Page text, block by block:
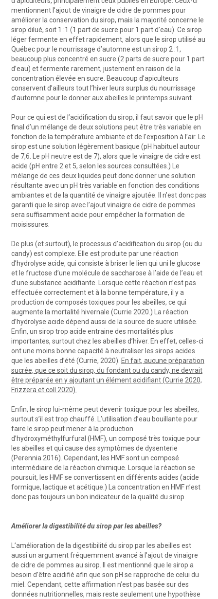
mentionnent l’ajout de vinaigre de cidre de pommes pour
améliorer la conservation du sirop, mais la majorité concerne le
sirop dilué, soit 1 :1 (1 part de sucre pour 1 part d’eau). Ce sirop
léger fermente en effet rapidement, alors que le sirop utilisé au
Québec pour le nourrissage d’automne est un sirop 2 :1,
beaucoup plus concentré en sucre (2 parts de sucre pour 1 part
d’eau) et fermente rarement, justement en raison de la
concentration élevée en sucre. Beaucoup d’apiculteurs
conservent d’ailleurs tout l’hiver leurs surplus du nourrissage
d’automne pour le donner aux abeilles le printemps suivant.
Pour ce qui est de l’acidification du sirop, il faut savoir que le pH
final d’un mélange de deux solutions peut être très variable en
fonction de la température ambiante et de l’exposition à l’air. Le
sirop est une solution légèrement basique (pH habituel autour
de 7,6. Le pH neutre est de 7), alors que le vinaigre de cidre est
acide (pH entre 2 et 5, selon les sources consultées.) Le
mélange de ces deux liquides peut donc donner une solution
résultante avec un pH très variable en fonction des conditions
ambiantes et de la quantité de vinaigre ajoutée. Il n’est donc pas
garanti que le sirop avec l’ajout vinaigre de cidre de pommes
sera suffisamment acide pour empêcher la formation de
moisissures.
De plus (et surtout), le processus d’acidification du sirop (ou du
candy) est complexe. Elle est produite par une réaction
d’hydrolyse acide, qui consiste à briser le lien qui uni le glucose
et le fructose d’une molécule de saccharose à l’aide de l’eau et
d’une substance acidifiante. Lorsque cette réaction n’est pas
effectuée correctement et à la bonne température, il y a
production de composés toxiques pour les abeilles, ce qui
augmente la mortalité hivernale (Currie 2020.) La réaction
d’hydrolyse acide dépend aussi de la source de sucre utilisée.
Enfin, un sirop trop acide entraine des mortalités plus
importantes, surtout chez les abeilles d’hiver. En effet, celles-ci
ont une moins bonne capacité à neutraliser les sirops acides
que les abeilles d’été (Currie, 2020). En fait, aucune préparation
sucrée, que ce soit du sirop, du fondant ou du candy, ne devrait
être préparée en y ajoutant un élément acidifiant (Currie 2020,
Frizzera et coll 2020).
Enfin, le sirop lui-même peut devenir toxique pour les abeilles,
surtout s’il est trop chauffé. L’utilisation d’eau bouillante pour
faire le sirop peut mener à la production
d’hydroxyméthylfurfural (HMF), un composé très toxique pour
les abeilles et qui cause des symptômes de dysenterie
(Perennia 2016). Cependant, les HMF sont un composé
intermédiaire de la réaction chimique. Lorsque la réaction se
poursuit, les HMF se convertissent en différents acides (acide
formique, lactique et acétique.) La concentration en HMF n’est
donc pas toujours un bon indicateur de la qualité du sirop.
Améliorer la digestibilité du sirop par les abeilles?
L’amélioration de la digestibilité du sirop par les abeilles est
aussi un argument fréquemment avancé à l’ajout de vinaigre
de cidre de pommes au sirop. Il est mentionné que le sirop a
besoin d’être acidifié afin que son pH se rapproche de celui du
miel. Cependant, cette affirmation n’est pas basée sur des
données nutritionnelles, mais reste seulement une hypothèse